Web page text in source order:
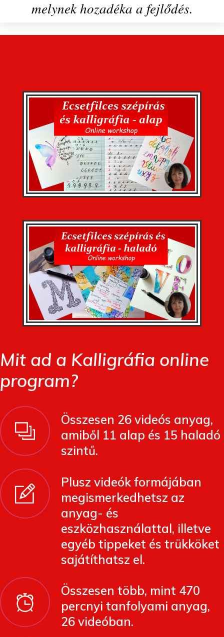
melynek hozadéka a fejlődés.
Mit ad a Kalligráfia online
program?
Összesen 26 videós anyag,
amiből 11 alap és 15 haladó
szintű.
Plusz videók formájában
megismerkedhetsz az
anyag- és
eszközhasználattal, illetve
egyéb tippeket és trükköket
sajátíthatsz el.
Összesen több, mint 470
percnyi tanfolyami anyag,
26 videóban.